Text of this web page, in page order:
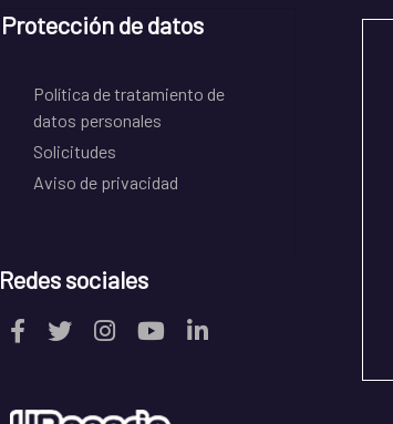
Protección de datos
Política de tratamiento de
datos personales
Solicitudes
Aviso de privacidad
Redes sociales